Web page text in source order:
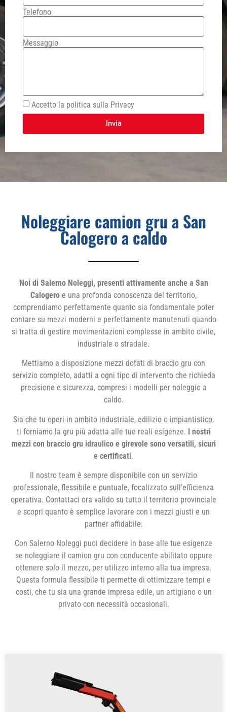
Telefono
Messaggio
Accetto la politica sulla Privacy
Invia
Noleggiare camion gru a San
Calogero a caldo
Noi di Salerno Noleggi, presenti attivamente anche a San
Calogero e una profonda conoscenza del territorio,
comprendiamo perfettamente quanto sia fondamentale poter
contare su mezzi moderni e perfettamente manutenuti quando
si tratta di gestire movimentazioni complesse in ambito civile,
industriale o stradale.
Mettiamo a disposizione mezzi dotati di braccio gru con
servizio completo, adatti a ogni tipo di intervento che richieda
precisione e sicurezza, compresi i modelli per noleggio a
caldo.
Sia che tu operi in ambito industriale, edilizio o impiantistico,
ti forniamo la gru più adatta alle tue reali esigenze. I nostri
mezzi con braccio gru idraulico e girevole sono versatili, sicuri
e certificati.
Il nostro team è sempre disponibile con un servizio
professionale, flessibile e puntuale, focalizzato sull’efficienza
operativa. Contattaci ora valido su tutto il territorio provinciale
e scopri quanto è semplice lavorare con i mezzi giusti e un
partner affidabile.
Con Salerno Noleggi puoi decidere in base alle tue esigenze
se noleggiare il camion gru con conducente abilitato oppure
ottenere solo il mezzo, per utilizzo interno alla tua impresa.
Questa formula flessibile ti permette di ottimizzare tempi e
costi, che tu sia una grande impresa edile, un artigiano o un
privato con necessità occasionali.